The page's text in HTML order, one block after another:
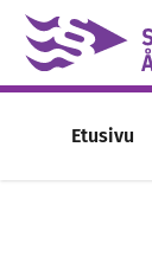
Skip to
Etusivu